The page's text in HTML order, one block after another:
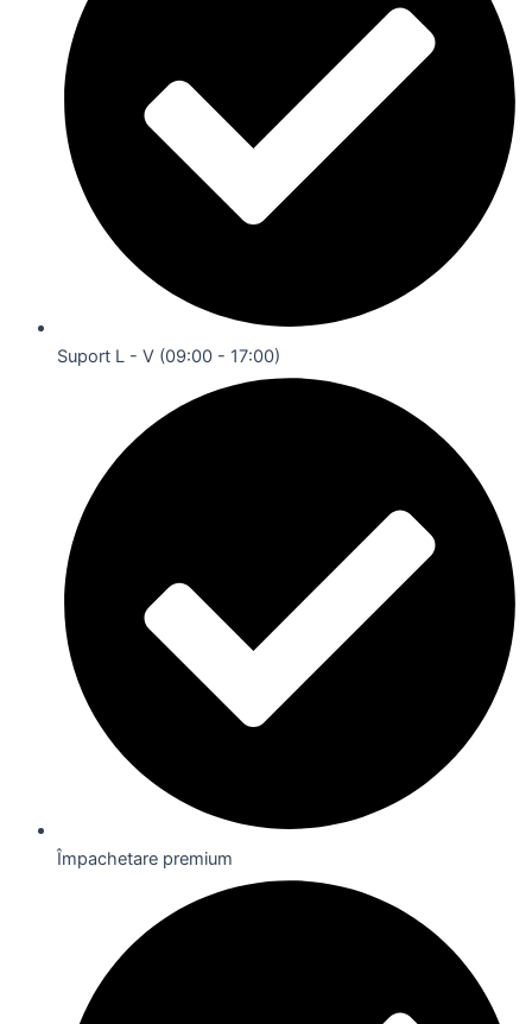
Suport L - V (09:00 - 17:00)
Împachetare premium